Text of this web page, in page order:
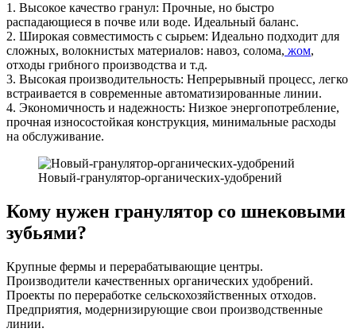
1. Высокое качество гранул: Прочные, но быстро
распадающиеся в почве или воде. Идеальный баланс.
2. Широкая совместимость с сырьем: Идеально подходит для
сложных, волокнистых материалов: навоз, солома, жом,
отходы грибного производства и т.д.
3. Высокая производительность: Непрерывный процесс, легко
встраивается в современные автоматизированные линии.
4. Экономичность и надежность: Низкое энергопотребление,
прочная износостойкая конструкция, минимальные расходы
на обслуживание.
Новый-гранулятор-органических-удобрений
Кому нужен гранулятор со шнековыми
зубьями?
Крупные фермы и перерабатывающие центры.
Производители качественных органических удобрений.
Проекты по переработке сельскохозяйственных отходов.
Предприятия, модернизирующие свои производственные
линии.